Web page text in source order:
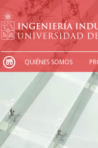
QUIÉNES SOMOS